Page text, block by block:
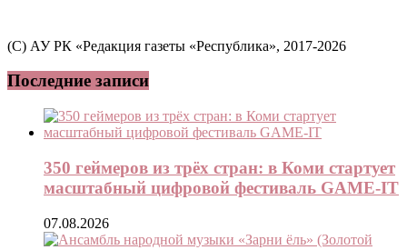
(C) АУ РК «Редакция газеты «Республика», 2017-2026
Последние записи
350 геймеров из трёх стран: в Коми стартует
масштабный цифровой фестиваль GAME-IT
07.08.2026